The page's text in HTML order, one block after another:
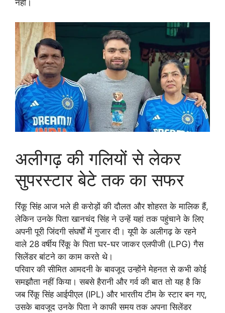
नहीं।
अलीगढ़ की गलियों से लेकर
सुपरस्टार बेटे तक का सफर
रिंकू सिंह आज भले ही करोड़ों की दौलत और शोहरत के मालिक हैं,
लेकिन उनके पिता खानचंद सिंह ने उन्हें यहां तक पहुंचाने के लिए
अपनी पूरी जिंदगी संघर्षों में गुजार दी। यूपी के अलीगढ़ के रहने
वाले 28 वर्षीय रिंकू के पिता घर-घर जाकर एलपीजी (LPG) गैस
सिलेंडर बांटने का काम करते थे।
परिवार की सीमित आमदनी के बावजूद उन्होंने मेहनत से कभी कोई
समझौता नहीं किया। सबसे हैरानी और गर्व की बात तो यह है कि
जब रिंकू सिंह आईपीएल (IPL) और भारतीय टीम के स्टार बन गए,
उसके बावजूद उनके पिता ने काफी समय तक अपना सिलेंडर